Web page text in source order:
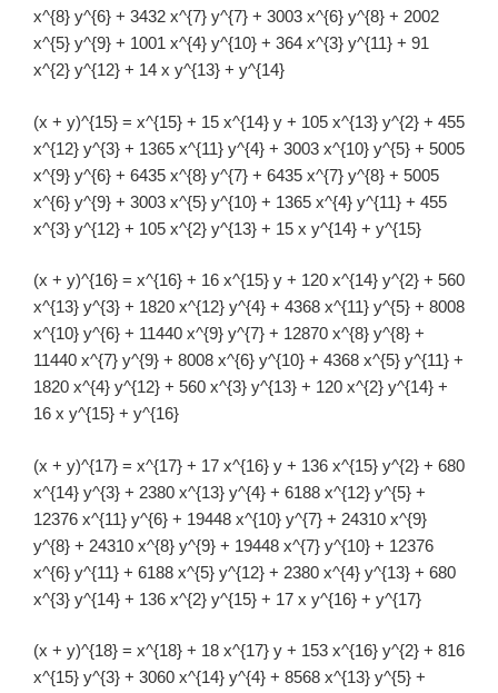
x^{8} y^{6} + 3432 x^{7} y^{7} + 3003 x^{6} y^{8} + 2002
x^{5} y^{9} + 1001 x^{4} y^{10} + 364 x^{3} y^{11} + 91
x^{2} y^{12} + 14 x y^{13} + y^{14}
(x + y)^{15} = x^{15} + 15 x^{14} y + 105 x^{13} y^{2} + 455
x^{12} y^{3} + 1365 x^{11} y^{4} + 3003 x^{10} y^{5} + 5005
x^{9} y^{6} + 6435 x^{8} y^{7} + 6435 x^{7} y^{8} + 5005
x^{6} y^{9} + 3003 x^{5} y^{10} + 1365 x^{4} y^{11} + 455
x^{3} y^{12} + 105 x^{2} y^{13} + 15 x y^{14} + y^{15}
(x + y)^{16} = x^{16} + 16 x^{15} y + 120 x^{14} y^{2} + 560
x^{13} y^{3} + 1820 x^{12} y^{4} + 4368 x^{11} y^{5} + 8008
x^{10} y^{6} + 11440 x^{9} y^{7} + 12870 x^{8} y^{8} +
11440 x^{7} y^{9} + 8008 x^{6} y^{10} + 4368 x^{5} y^{11} +
1820 x^{4} y^{12} + 560 x^{3} y^{13} + 120 x^{2} y^{14} +
16 x y^{15} + y^{16}
(x + y)^{17} = x^{17} + 17 x^{16} y + 136 x^{15} y^{2} + 680
x^{14} y^{3} + 2380 x^{13} y^{4} + 6188 x^{12} y^{5} +
12376 x^{11} y^{6} + 19448 x^{10} y^{7} + 24310 x^{9}
y^{8} + 24310 x^{8} y^{9} + 19448 x^{7} y^{10} + 12376
x^{6} y^{11} + 6188 x^{5} y^{12} + 2380 x^{4} y^{13} + 680
x^{3} y^{14} + 136 x^{2} y^{15} + 17 x y^{16} + y^{17}
(x + y)^{18} = x^{18} + 18 x^{17} y + 153 x^{16} y^{2} + 816
x^{15} y^{3} + 3060 x^{14} y^{4} + 8568 x^{13} y^{5} +